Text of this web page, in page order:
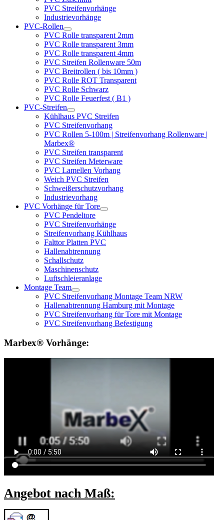
PVC Streifenvorhänge
Industrievorhänge
PVC-Rollen
PVC Rolle transparent 2mm
PVC Rolle transparent 3mm
PVC Rolle transparent 4mm
PVC Streifen Rollenware 50m
PVC Breitrollen ( bis 10mm )
PVC Rolle ROT Transparent
PVC Rolle Schwarz
PVC Rolle Feuerfest ( B1 )
PVC-Streifen
Kühlhaus PVC Streifen
PVC Streifenvorhang
PVC Rollen 5-100m | Streifenvorhang Rollenware |
Marbex®
PVC Streifen transparent
PVC Streifen Meterware
PVC Lamellen Vorhang
Weich PVC Streifen
Schweißerschutzvorhang
Industrievorhang
PVC Vorhänge für Tore
PVC Pendeltore
PVC Streifenvorhänge
Streifenvorhang Kühlhaus
Falttor Platten PVC
Hallenabtrennung
Schallschutz
Maschinenschutz
Luftschleieranlage
Montage Team
PVC Streifenvorhang Montage Team NRW
Hallenabtrennung Hamburg mit Montage
PVC Streifenvorhang für Tore mit Montage
PVC Streifenvorhang Befestigung
Marbex® Vorhänge:
Angebot nach Maß: